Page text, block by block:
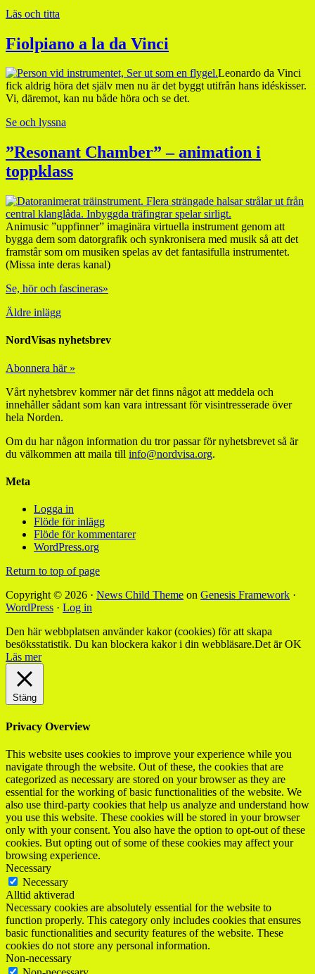
Läs och titta
Fiolpiano a la da Vinci
Leonardo da Vinci
fick aldrig höra det själv men nu är det byggt utifrån hans idéskisser.
Vi, däremot, kan nu både höra och se det.
Se och lyssna
”Resonant Chamber” – animation i
toppklass
Animusic ”uppfinner” imaginära virtuella instrument genom att
bygga dem som datorgrafik och synkronisera med musik så att det
framstår som om musiken spelas av det fantasifulla instrumentet.
(Missa inte deras kanal)
Se, hör och fascineras»
Äldre inlägg
NordVisas nyhetsbrev
Abonnera här »
Vårt nyhetsbrev kommer när det finns något att meddela och
innehåller sådant som kan vara intressant för visintresserade över
hela Norden.
Om du har någon information du tror passar för nyhetsbrevet så är
du välkommen att maila till info@nordvisa.org.
Meta
Logga in
Flöde för inlägg
Flöde för kommentarer
WordPress.org
Return to top of page
Copyright © 2026 · News Child Theme on Genesis Framework ·
WordPress · Log in
Den här webbplatsen använder kakor (cookies) för att skapa
besöksstatistik. Du kan blockera kakor i din webbläsare.Det är OK
Läs mer
Stäng
Privacy Overview
This website uses cookies to improve your experience while you
navigate through the website. Out of these, the cookies that are
categorized as necessary are stored on your browser as they are
essential for the working of basic functionalities of the website. We
also use third-party cookies that help us analyze and understand how
you use this website. These cookies will be stored in your browser
only with your consent. You also have the option to opt-out of these
cookies. But opting out of some of these cookies may affect your
browsing experience.
Necessary
Necessary
Alltid aktiverad
Necessary cookies are absolutely essential for the website to
function properly. This category only includes cookies that ensures
basic functionalities and security features of the website. These
cookies do not store any personal information.
Non-necessary